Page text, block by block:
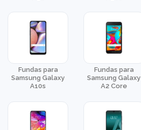
Fundas para
Samsung Galaxy
A10s
Fundas para
Samsung Galaxy
A2 Core